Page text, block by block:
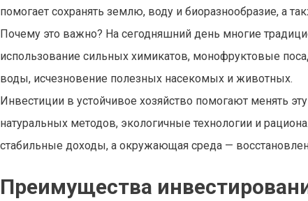
помогает сохранять землю, воду и биоразнообразие, а
Почему это важно? На сегодняшний день многие
использование сильных химикатов, монофруктовые
воды, исчезновение полезных насекомых и животных.
Инвестиции в устойчивое хозяйство помогают менять
натуральных методов, экологичные технологии и
стабильные доходы, а окружающая среда —
Преимущества